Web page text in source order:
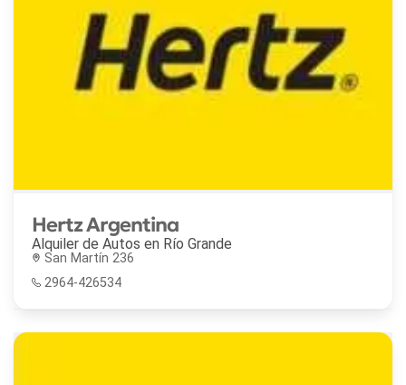
Hertz Argentina
Alquiler de Autos en Río Grande
San Martín 236
2964-426534